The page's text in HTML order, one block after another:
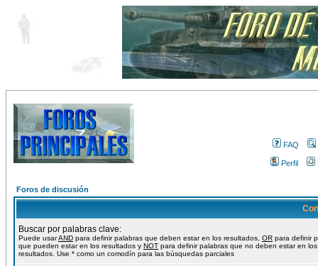
FAQ
Perfil
Foros de discusión
Buscar por palabras clave:
Puede usarAND para definir palabras que deben estar en los resultados, OR para definir
que pueden estar en los resultados y NOT para definir palabras que no deben estar en los
resultados. Use * como un comodín para las búsquedas parciales